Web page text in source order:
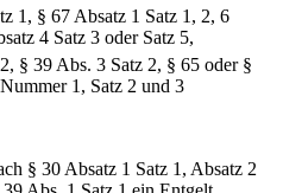
1, § 67 Absatz 1 Satz 1, 2, 6
4 Satz 3 oder Satz 5,
§ 39 Abs. 3 Satz 2, § 65 oder §
1, Satz 2 und 3
§ 30 Absatz 1 Satz 1, Absatz 2